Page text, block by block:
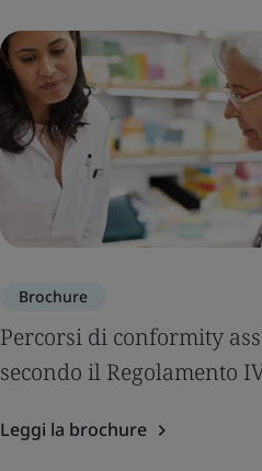
Brochure
Percorsi di conformity
secondo il Regolamento
Leggi la brochure